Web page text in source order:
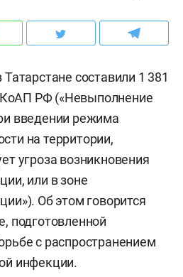
составили 1 381
КоАП РФ («Невыполнение
введении режима
на территории,
угроза возникновения
или в зоне
Об этом говорится
подготовленной
с распространением
инфекции.